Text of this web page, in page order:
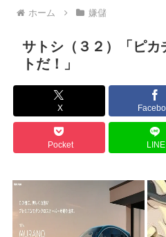
ガンダムSEEDの新台パチ●コ、ま
高市早苗熊本視察PVを映像ディレ
みいちゃんのモデルになった人は
『ヤニねこ』の喫煙や覚醒剤の注
海外「これが文明か！」日本に比
ゼレンスキー大統領「日本の支援
「沢城みゆき」「悠木碧」「坂本
「安倍晋三」「麻生太郎」「石原
漫画「人間を舐めるなよ…！」←
ハンターハンター、とんでもねえ
ホーム 嫌儲
サトシ（３２）「ピカ
トだ！」
X
Pocket LINE